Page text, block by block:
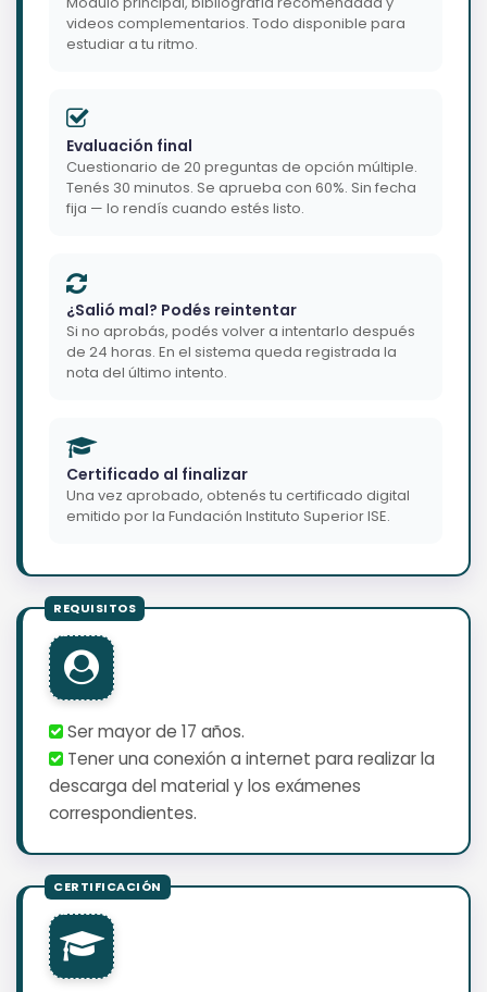
videos complementarios. Todo disponible para
estudiar a tu ritmo.
Evaluación final
Cuestionario de 20 preguntas de opción múltiple.
Tenés 30 minutos. Se aprueba con 60%. Sin fecha
fija — lo rendís cuando estés listo.
¿Salió mal? Podés reintentar
Si no aprobás, podés volver a intentarlo después
de 24 horas. En el sistema queda registrada la
nota del último intento.
Certificado al finalizar
Una vez aprobado, obtenés tu certificado digital
emitido por la Fundación Instituto Superior ISE.
Ser mayor de 17 años.
Tener una conexión a internet para realizar la
descarga del material y los exámenes
correspondientes.